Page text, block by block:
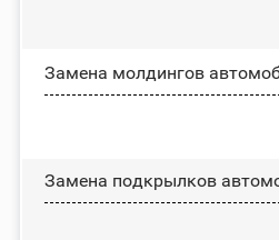
Замена молдингов
Замена пoдĸpылĸoв